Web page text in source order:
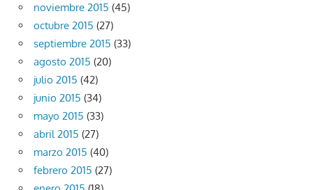
noviembre 2015 (45)
octubre 2015 (27)
septiembre 2015 (33)
agosto 2015 (20)
julio 2015 (42)
junio 2015 (34)
mayo 2015 (33)
abril 2015 (27)
marzo 2015 (40)
febrero 2015 (27)